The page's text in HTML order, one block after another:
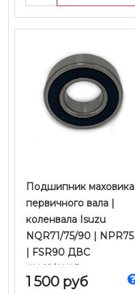
Подшипник маховика
первичного вала |
коленвала Isuzu
NQR71/75/90 | NPR75
| FSR90 ДВС
4HG1/4HK1
Евро-2/3/4/5 |
1 500 руб